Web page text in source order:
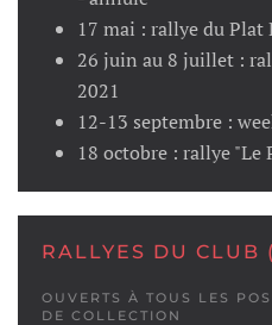
17 mai : rallye du Plat
26 juin au 8 juillet :
2021
12-13 septembre :
18 octobre : rallye "Le
RALLYES DU CLUB
OUVERTS À TOUS LES
DE COLLECTION